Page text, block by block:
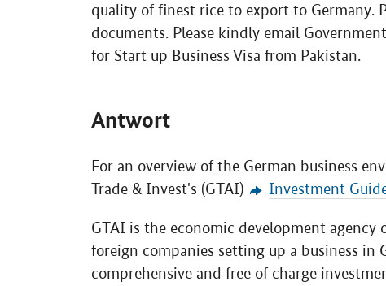
quality of finest rice to export to Germany.
documents. Please kindly email
for Start up Business Visa from Pakistan.
Antwort
For an overview of the German business
Trade & Invest's (GTAI)
Investment
GTAI is the economic development agency
foreign companies setting up a business in
comprehensive and free of charge